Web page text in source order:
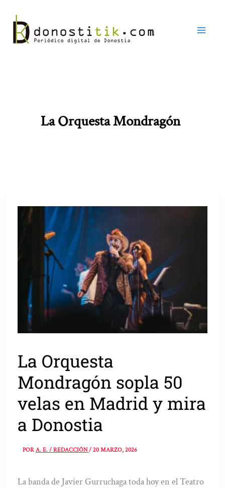
contenido
La Orquesta Mondragón
La Orquesta
Mondragón sopla 50
velas en Madrid y mira
a Donostia
PORA. E. / REDACCIÓN/20 MARZO, 2026
La banda de Javier Gurruchaga toda hoy en el Teatro